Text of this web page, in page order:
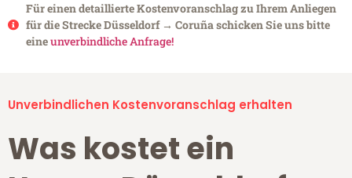
Für einen detaillierte Kostenvoranschlag zu Ihrem Anliegen
für die Strecke Düsseldorf → Coruña schicken Sie uns bitte
eineunverbindliche Anfrage!
Unverbindlichen Kostenvoranschlag erhalten
Was kostet ein